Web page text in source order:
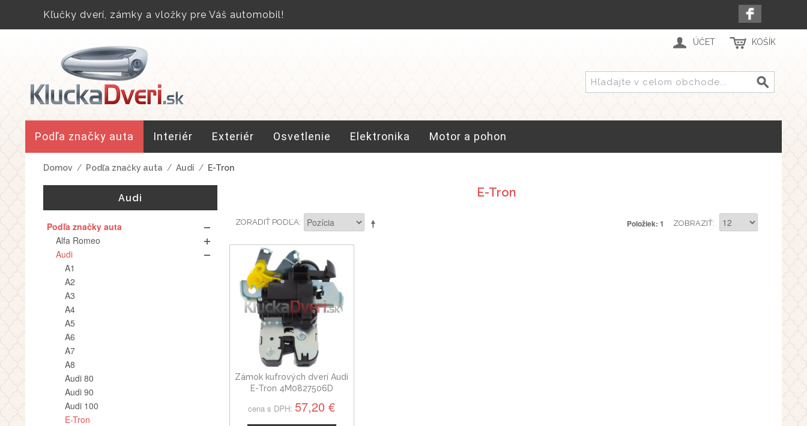
Kľučky dverí, zámky a vložky pre Váš automobil!
ÚČET KOŠÍK
Podľa značky auta Interiér Exteriér Osvetlenie Elektronika Motor a pohon
Domov / Podľa značky auta / Audi / E-Tron
E-Tron
ZORADIŤ PODĽA Položiek: 1 ZOBRAZIŤ
Zámok kufrových dverí Audi
E-Tron 4M0827506D
cena s DPH: 57,20 €
Audi
Podľa značky auta
Alfa Romeo
Audi
A1
A2
A3
A4
A5
A6
A7
A8
Audi 80
Audi 90
Audi 100
E-Tron